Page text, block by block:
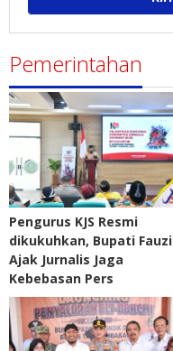
Pemerintahan
Pengurus KJS Resmi
dikukuhkan, Bupati Fauzi
Ajak Jurnalis Jaga
Kebebasan Pers